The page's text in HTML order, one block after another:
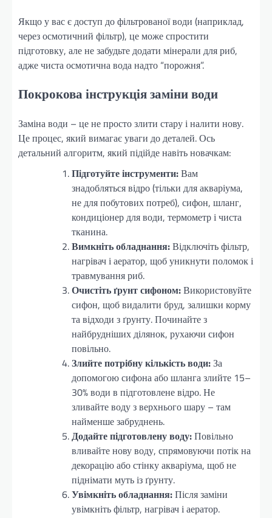
Якщо у вас є доступ до фільтрованої води (наприклад,
через осмотичний фільтр), це може спростити
підготовку, але не забудьте додати мінерали для риб,
адже чиста осмотична вода надто “порожня”.
Покрокова інструкція заміни води
Заміна води – це не просто злити стару і налити нову.
Це процес, який вимагає уваги до деталей. Ось
детальний алгоритм, який підійде навіть новачкам:
Підготуйте інструменти:Вам
знадобляться відро (тільки для акваріума,
не для побутових потреб), сифон, шланг,
кондиціонер для води, термометр і чиста
тканина.
Вимкніть обладнання:Відключіть фільтр,
нагрівач і аератор, щоб уникнути поломок і
травмування риб.
Очистіть ґрунт сифоном:Використовуйте
сифон, щоб видалити бруд, залишки корму
та відходи з ґрунту. Починайте з
найбрудніших ділянок, рухаючи сифон
повільно.
Злийте потрібну кількість води:За
допомогою сифона або шланга злийте 15–
30% води в підготовлене відро. Не
зливайте воду з верхнього шару – там
найменше забруднень.
Додайте підготовлену воду:Повільно
вливайте нову воду, спрямовуючи потік на
декорацію або стінку акваріума, щоб не
піднімати муть із ґрунту.
Увімкніть обладнання:Після заміни
увімкніть фільтр, нагрівач і аератор.